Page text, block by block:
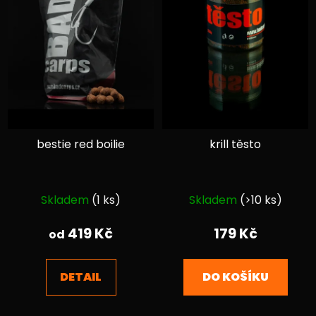
bestie red boilie
hodnocení
produktu
4,1
z
Skladem (1 ks)
od 419 Kč
DETAIL
krill těsto
hodnocení
produktu
4,3
z
Skladem (>10 ks)
179 Kč
DO KOŠÍKU